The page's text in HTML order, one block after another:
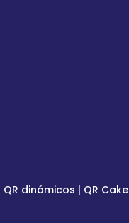
dinámicos | QR Cake